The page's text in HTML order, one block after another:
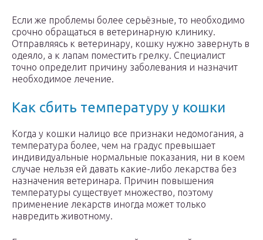
Если же проблемы более серьёзные, то необходимо
срочно обращаться в ветеринарную клинику.
Отправляясь к ветеринару, кошку нужно завернуть в
одеяло, а к лапам поместить грелку. Специалист
точно определит причину заболевания и назначит
необходимое лечение.
Как сбить температуру у кошки
Когда у кошки налицо все признаки недомогания, а
температура более, чем на градус превышает
индивидуальные нормальные показания, ни в коем
случае нельзя ей давать какие-либо лекарства без
назначения ветеринара. Причин повышения
температуры существует множество, поэтому
применение лекарств иногда может только
навредить животному.